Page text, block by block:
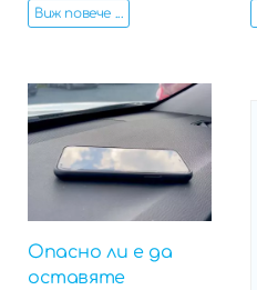
Виж повече ...
Опасно ли е да
оставяте